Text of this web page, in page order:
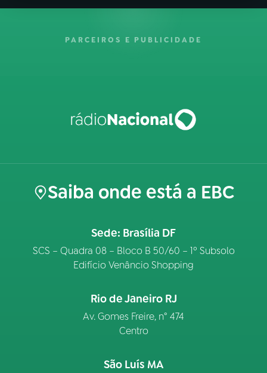
PARCEIROS E PUBLICIDADE
Saiba onde está a EBC
Sede: Brasília DF
SCS – Quadra 08 – Bloco B 50/60 – 1º Subsolo
Edifício Venâncio Shopping
Rio de Janeiro RJ
Av. Gomes Freire, n° 474
Centro
São Luís MA